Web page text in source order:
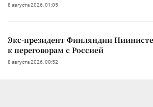
8 августа 2026, 01:05
Экс-президент Финляндии
к переговорам с Россией
8 августа 2026, 00:52